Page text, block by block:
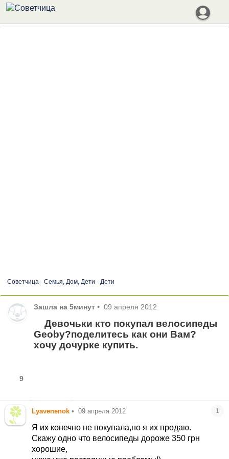
Советчица- Семья, Дом, Дети - Дети
Зашла на 5минут • 09 апреля 2012
Девочьки кто покупал велосипеды
Geoby?поделитесь как они Вам?
хочу дочурке купить.
9
Lyavenenok • 09 апреля 2012 1
Я их конечно не покупала,но я их продаю.
Скажу одно что велосипеды дороже 350 грн
хорошие,